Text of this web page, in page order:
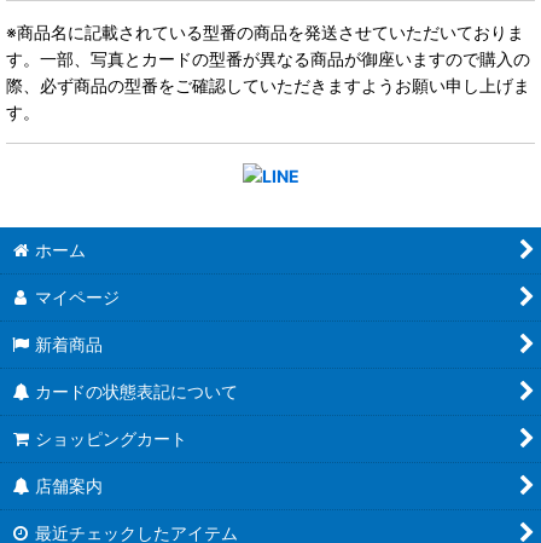
※商品名に記載されている型番の商品を発送させていただいておりま
す。一部、写真とカードの型番が異なる商品が御座いますので購入の
際、必ず商品の型番をご確認していただきますようお願い申し上げま
す。
ホーム
マイページ
新着商品
カードの状態表記について
ショッピングカート
店舗案内
最近チェックしたアイテム